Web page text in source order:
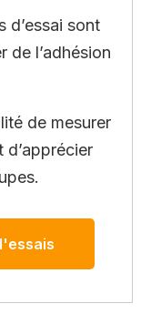
d’essai sont
de l’adhésion
de mesurer